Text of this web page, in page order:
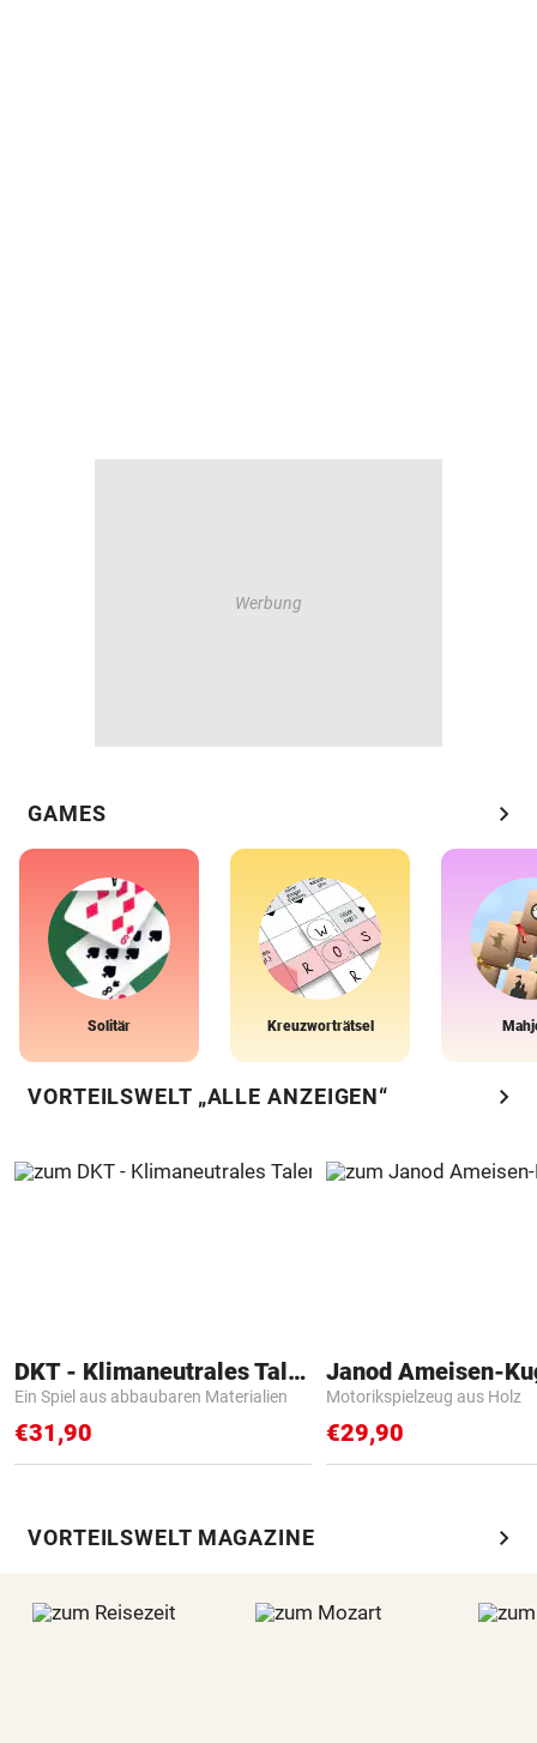
GAMES chevron_right
Solitär Kreuzworträtsel
VORTEILSWELT „ALLE ANZEIGEN“ chevron_right
DKT - Klimaneutrales Talent
Ein Spiel aus abbaubaren Materialien
€31,90
Janod Ameisen-
Motorikspielzeug aus Holz
€29,90
VORTEILSWELT MAGAZINE chevron_right